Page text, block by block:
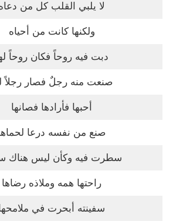
لا يلبي القلب كل من
ولكنها كانت من أحياه
دبت فيه روحاً فكان روحاً
صنعت منه رجلٌ فصار رجلاً
أحبها فأرادها فصانها
صنع من نفسه درعا
سطرت فيه وكأن ليس هناك
راحتها همه وملاذه رضاها
سفينته أبحرت في